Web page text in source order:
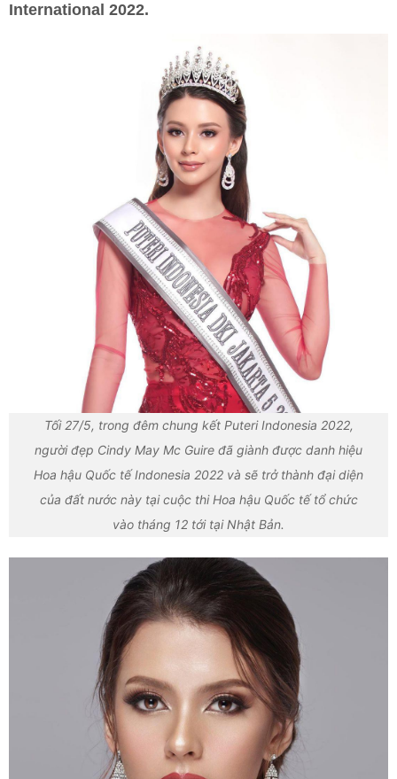
International 2022.
Tối 27/5, trong đêm chung kết Puteri Indonesia 2022,
người đẹp Cindy May Mc Guire đã giành được danh hiệu
Hoa hậu Quốc tế Indonesia 2022 và sẽ trở thành đại diện
của đất nước này tại cuộc thi Hoa hậu Quốc tế tổ chức
vào tháng 12 tới tại Nhật Bản.